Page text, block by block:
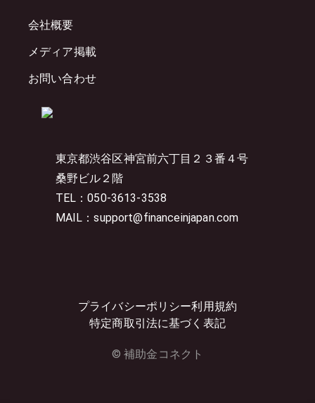
東京都渋谷区神宮前六丁目２３番４号
桑野ビル２階
TEL：050-3613-3538
MAIL：support@financeinjapan.com
プライバシーポリシー利用規約
特定商取引法に基づく表記
© 補助金コネクト
会社概要
メディア掲載
お問い合わせ